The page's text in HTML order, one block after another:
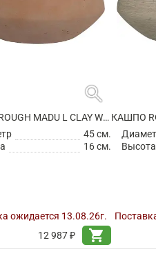
search
КАШПО ROUGH MADU L CLAY WASHED
45 см.
16 см.
ожидается 13.08.26г.
12 987 ₽
shopping_cart
Высота